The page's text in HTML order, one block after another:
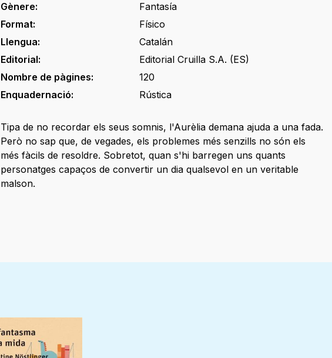
Gènere:
Fantasía
Format:
Físico
Llengua:
Catalán
Editorial:
Editorial Cruilla S.A. (ES)
Nombre de pàgines:
120
Enquadernació:
Rústica
Tipa de no recordar els seus somnis, l'Aurèlia demana ajuda a una fada.
Però no sap que, de vegades, els problemes més senzills no són els
més fàcils de resoldre. Sobretot, quan s'hi barregen uns quants
personatges capaços de convertir un dia qualsevol en un veritable
malson.